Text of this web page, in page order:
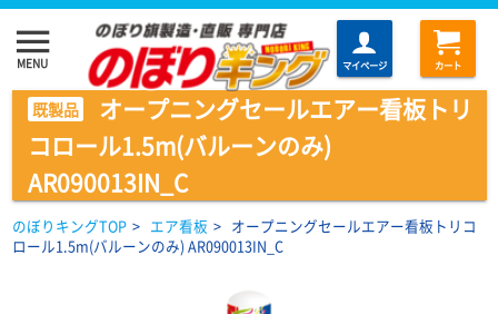
menu
MENU マイページ カート
既製品
オープニングセールエアー看板トリ
コロール1.5m(バルーンのみ)
AR090013IN_C
のぼりキングTOP > エア看板 > オープニングセールエアー看板トリコ
ロール1.5m(バルーンのみ) AR090013IN_C